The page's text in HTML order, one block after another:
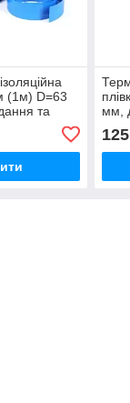
(1м) D=63
та
мм,
125